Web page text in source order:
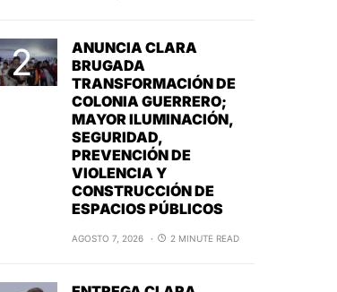
ANUNCIA CLARA
BRUGADA
TRANSFORMACIÓN DE
COLONIA GUERRERO;
MAYOR ILUMINACIÓN,
SEGURIDAD,
PREVENCIÓN DE
VIOLENCIA Y
CONSTRUCCIÓN DE
ESPACIOS PÚBLICOS
AGOSTO 7, 2026 2 MINUTE READ